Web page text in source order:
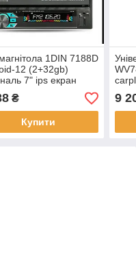
1DIN 7188D
12 (2+32gb)
7" ips екран
₴
Купити
9